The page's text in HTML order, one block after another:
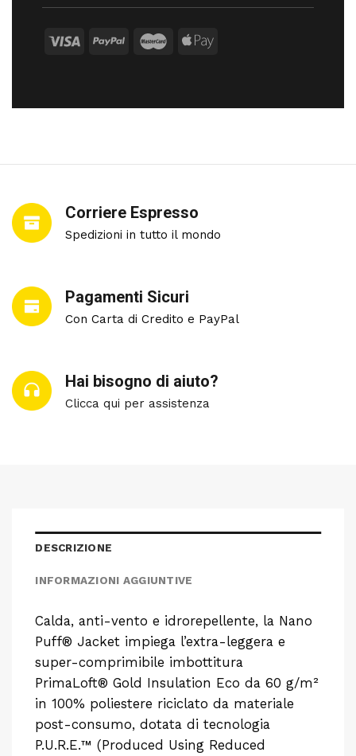
Corriere Espresso
Spedizioni in tutto il mondo
Pagamenti Sicuri
Con Carta di Credito e PayPal
Hai bisogno di aiuto?
Clicca qui per assistenza
DESCRIZIONE
INFORMAZIONI AGGIUNTIVE
Calda, anti-vento e idrorepellente, la Nano
Puff® Jacket impiega l’extra-leggera e
super-comprimibile imbottitura
PrimaLoft® Gold Insulation Eco da 60 g/m²
in 100% poliestere riciclato da materiale
post-consumo, dotata di tecnologia
P.U.R.E.™ (Produced Using Reduced